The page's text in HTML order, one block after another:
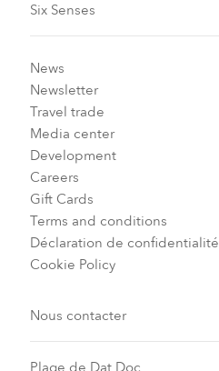
Six Senses
News
Newsletter
Travel trade
Media center
Development
Careers
Gift Cards
Terms and conditions
Déclaration de confidentialité
Cookie Policy
Nous contacter
Plage de Dat Doc